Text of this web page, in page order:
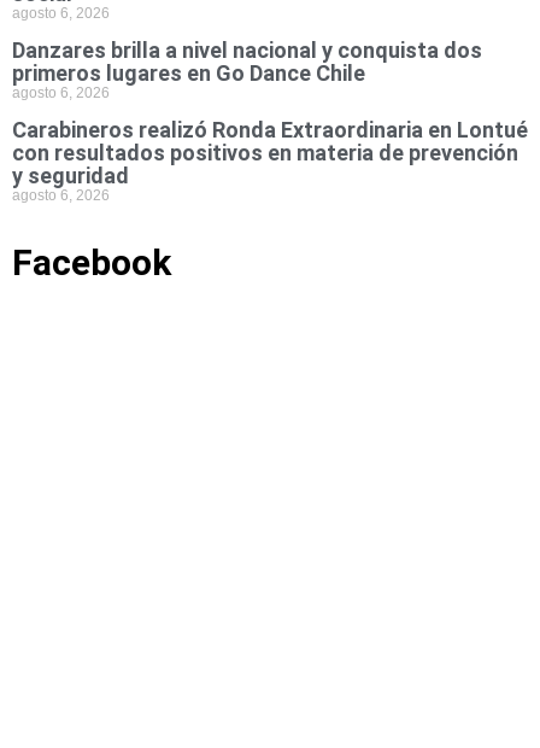
agosto 6, 2026
Danzares brilla a nivel nacional y conquista dos
primeros lugares en Go Dance Chile
agosto 6, 2026
Carabineros realizó Ronda Extraordinaria en Lontué
con resultados positivos en materia de prevención
y seguridad
agosto 6, 2026
Facebook